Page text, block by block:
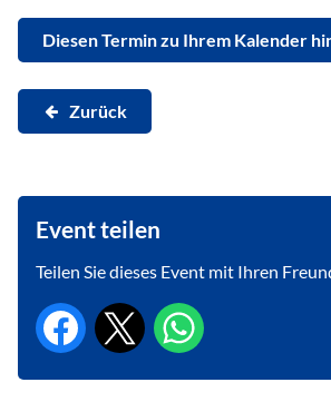
Diesen Termin zu Ihrem Kalender
Zurück
Event teilen
Teilen Sie dieses Event mit Ihren